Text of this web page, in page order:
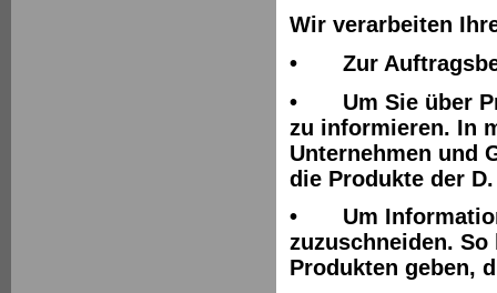
Wir verarbeiten
•
Zur
•
Um Sie über
zu informieren. In
Unternehmen und
die Produkte der
•
Um
zuzuschneiden.
Produkten geben,